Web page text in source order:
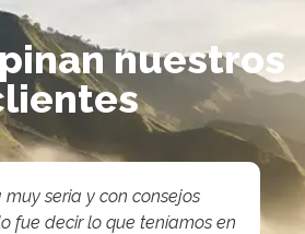
nuestros
seria y con consejos
fue decir lo que teníamos en